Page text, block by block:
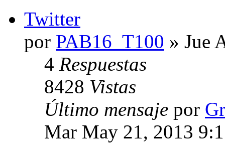
Twitter
por PAB16_T100 » Jue
4 Respuestas
8428 Vistas
Último mensaje por
Mar May 21, 2013